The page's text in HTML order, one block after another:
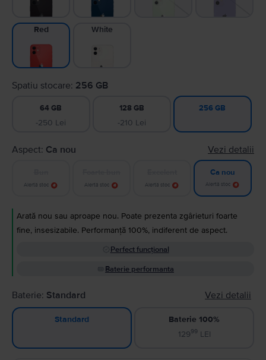
Red White
Spatiu stocare: 256 GB
64 GB
-250 Lei
128 GB
-210 Lei
256 GB
Aspect: Ca nou Vezi detalii
Alertă stoc Alertă stoc Alertă stoc
Ca nou
Alertă stoc
Arată nou sau aproape nou. Poate prezenta zgârieturi foarte
fine, insesizabile. Performanță 100%, indiferent de aspect.
Perfect funcțional
Baterie performanta
Baterie: Standard Vezi detalii
Standard
Baterie 100%
12999LEI